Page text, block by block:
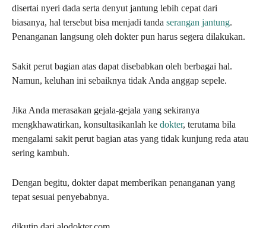
disertai nyeri dada serta denyut jantung lebih cepat dari
biasanya, hal tersebut bisa menjadi tanda serangan jantung.
Penanganan langsung oleh dokter pun harus segera dilakukan.
Sakit perut bagian atas dapat disebabkan oleh berbagai hal.
Namun, keluhan ini sebaiknya tidak Anda anggap sepele.
Jika Anda merasakan gejala-gejala yang sekiranya
mengkhawatirkan, konsultasikanlah ke dokter, terutama bila
mengalami sakit perut bagian atas yang tidak kunjung reda atau
sering kambuh.
Dengan begitu, dokter dapat memberikan penanganan yang
tepat sesuai penyebabnya.